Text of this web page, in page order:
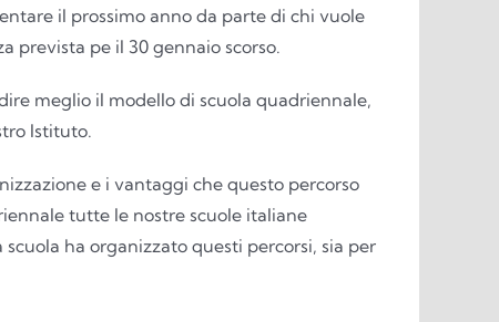
il prossimo anno da parte di chi vuole
prevista pe il 30 gennaio scorso.
meglio il modello di scuola quadriennale,
Istituto.
e i vantaggi che questo percorso
tutte le nostre scuole italiane
ha organizzato questi percorsi, sia per